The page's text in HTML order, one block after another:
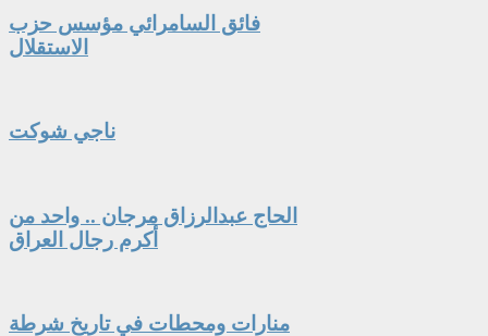
فائق السامرائي مؤسس حزب
الاستقلال
ناجي شوكت
الحاج عبدالرزاق مرجان .. واحد من
أكرم رجال العراق
منارات ومحطات في تاريخ شرطة